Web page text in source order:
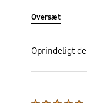
Oversæt
Oprindeligt